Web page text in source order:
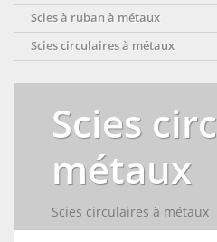
Scies à ruban à métaux
Scies circulaires à métaux
Scies
métaux
Scies circulaires à métaux